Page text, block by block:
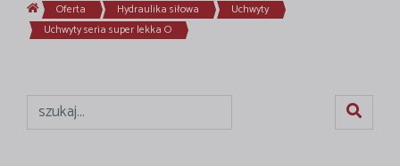
Oferta Hydraulika siłowa
Uchwyty
Uchwyty seria super lekka O